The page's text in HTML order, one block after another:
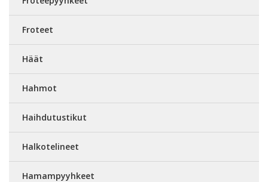
Froteet
Häät
Hahmot
Haihdutustikut
Halkotelineet
Hamampyyhkeet